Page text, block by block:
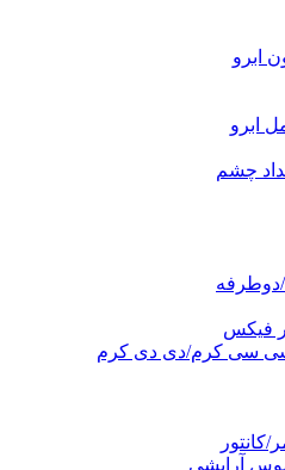
ابرو
ابرو
چشم
/دوطرفه
فیکس
سی کرم/دی دی کرم
کانتور
آرایشی